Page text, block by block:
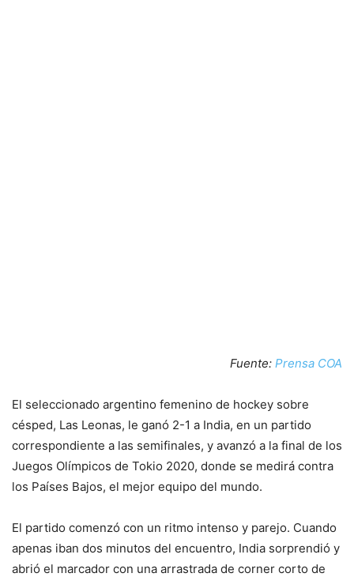
Fuente: Prensa COA
El seleccionado argentino femenino de hockey sobre
césped, Las Leonas, le ganó 2-1 a India, en un partido
correspondiente a las semifinales, y avanzó a la final de los
Juegos Olímpicos de Tokio 2020, donde se medirá contra
los Países Bajos, el mejor equipo del mundo.
El partido comenzó con un ritmo intenso y parejo. Cuando
apenas iban dos minutos del encuentro, India sorprendió y
abrió el marcador con una arrastrada de corner corto de